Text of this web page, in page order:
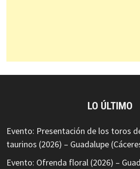
LO ÚLTIMO
Evento: Presentación de los toros
taurinos (2026) – Guadalupe
Evento: Ofrenda floral (2026) –